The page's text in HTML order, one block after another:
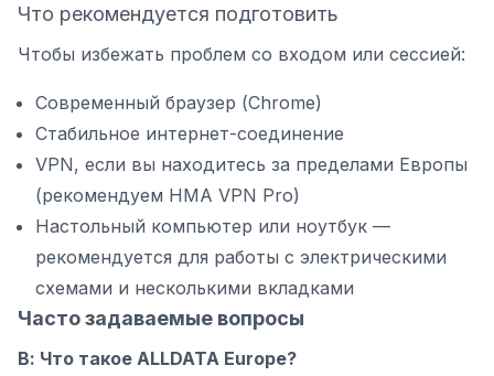
Что рекомендуется подготовить
Чтобы избежать проблем со входом или сессией:
Современный браузер (Chrome)
Стабильное интернет-соединение
VPN, если вы находитесь за пределами Европы
(рекомендуем HMA VPN Pro)
Настольный компьютер или ноутбук —
рекомендуется для работы с электрическими
схемами и несколькими вкладками
Часто задаваемые вопросы
В: Что такое ALLDATA Europe?